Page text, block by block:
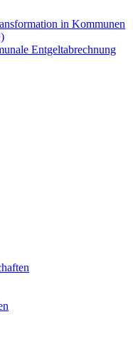
in Kommunen
Entgeltabrechnung